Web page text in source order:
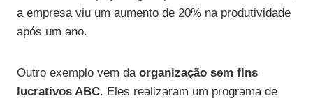
a empresa viu um aumento de 20% na produtividade
após um ano.
Outro exemplo vem da organização sem fins
lucrativos ABC. Eles realizaram um programa de